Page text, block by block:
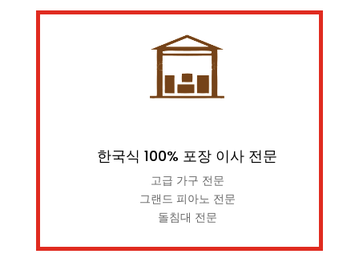
한국식 100% 포장 이사 전문
고급 가구 전문
그랜드 피아노 전문
돌침대 전문